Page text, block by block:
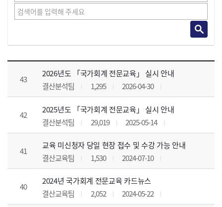
공지사항 목록 으로 번호, 제목, 작성자, 조회수, 등록 일, 첨부파일로 나열 되고 있습니다.
43
2026년도 「국가회계 전문교육」 실시 안내
결산분석팀
1,295 2026-04-30
42
2025년도 「국가회계 전문교육」 실시 안내
결산분석팀
29,019 2025-05-14
41
교육 미신청자 당일 현장 접수 및 수강 가능 안내
결산교육팀
1,530 2024-07-10
40
2024년 국가회계 전문교육 카드뉴스
결산교육팀
2,052 2024-05-22